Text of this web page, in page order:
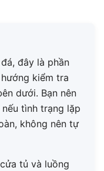
đây là phần
kiểm tra
dưới. Bạn nên
tình trạng lặp
không nên tự
tủ và luồng